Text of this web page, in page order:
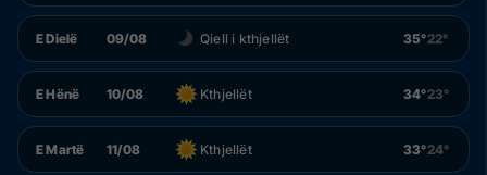
E Dielë 09/08 Qiell i kthjellët 35°22°
E Hënë 10/08 Kthjellët 34°23°
E Martë 11/08 Kthjellët 33°24°